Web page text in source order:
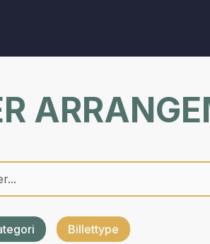
Billettype